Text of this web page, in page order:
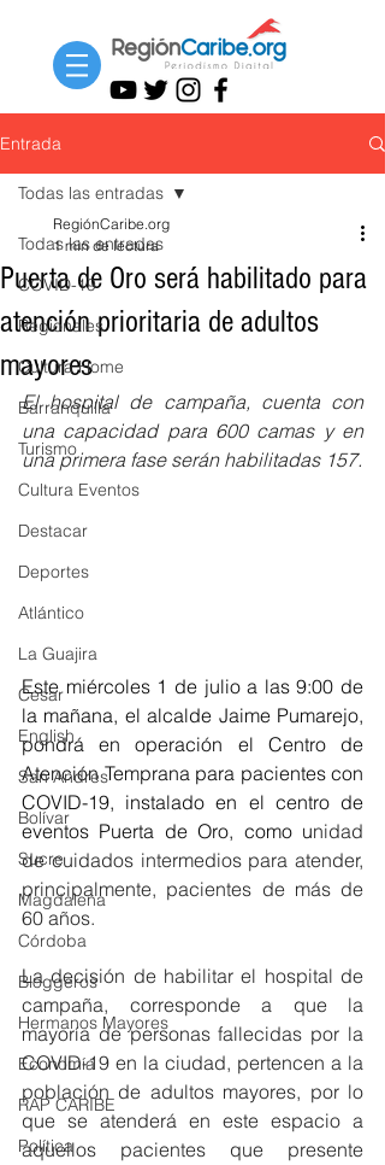
Entrada
Todas las entradas
COVID-19
Regionales
Cultura Home
Barranquilla
Turismo
Cultura Eventos
Destacar
Deportes
Atlántico
La Guajira
Cesar
English
San Andres
Bolívar
Sucre
Magdalena
Córdoba
Bloggeros
Hermanos Mayores
Economía
RAP CARIBE
Política
Todas las entradas
Puerta de Oro será habilitado para
atención prioritaria de adultos
mayores
RegiónCaribe.org
1 min de lectura
El hospital de campaña, cuenta con
una capacidad para 600 camas y en
una primera fase serán habilitadas 157.
Este miércoles 1 de julio a las 9:00 de
la mañana, el alcalde Jaime Pumarejo,
pondrá en operación el Centro de
Atención Temprana para pacientes con
COVID-19, instalado en el centro de
eventos Puerta de Oro, como unidad
de cuidados intermedios para atender,
principalmente, pacientes de más de
60 años.
La decisión de habilitar el hospital de
campaña, corresponde a que la
mayoría de personas fallecidas por la
COVID-19 en la ciudad, pertencen a la
población de adultos mayores, por lo
que se atenderá en este espacio a
aquellos pacientes que presente